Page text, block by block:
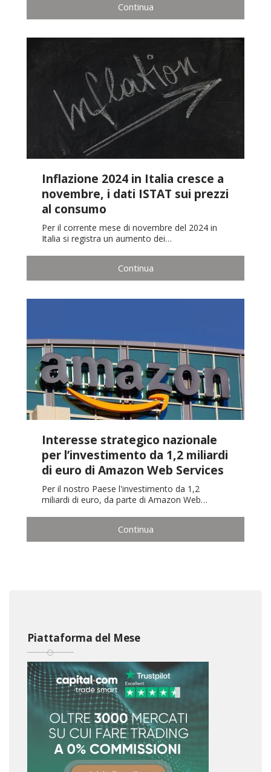
Continua
Inflazione 2024 in Italia cresce a
novembre, i dati ISTAT sui prezzi
al consumo
Per il corrente mese di novembre del 2024 in
Italia si registra un aumento dei…
Continua
Interesse strategico nazionale
per l’investimento da 1,2 miliardi
di euro di Amazon Web Services
Per il nostro Paese l'investimento da 1,2
miliardi di euro, da parte di Amazon Web…
Continua
Piattaforma del Mese